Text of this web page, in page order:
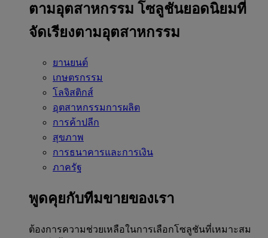
ตามอุตสาหกรรม โซลูชันยอดนิยมที่
จัดเรียงตามอุตสาหกรรม
ยานยนต์
เกษตรกรรม
โลจิสติกส์
อุตสาหกรรมการผลิต
การค้าปลีก
สุขภาพ
การธนาคารและการเงิน
ภาครัฐ
พูดคุยกับทีมขายของเรา
ต้องการความช่วยเหลือในการเลือกโซลูชันที่เหมาะสม